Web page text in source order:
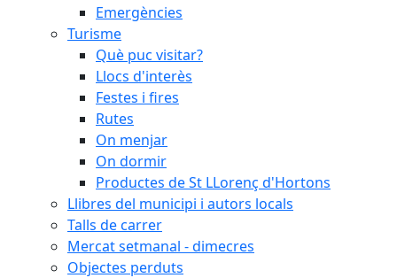
Emergències
Turisme
Què puc visitar?
Llocs d'interès
Festes i fires
Rutes
On menjar
On dormir
Productes de St LLorenç d'Hortons
Llibres del municipi i autors locals
Talls de carrer
Mercat setmanal - dimecres
Objectes perduts